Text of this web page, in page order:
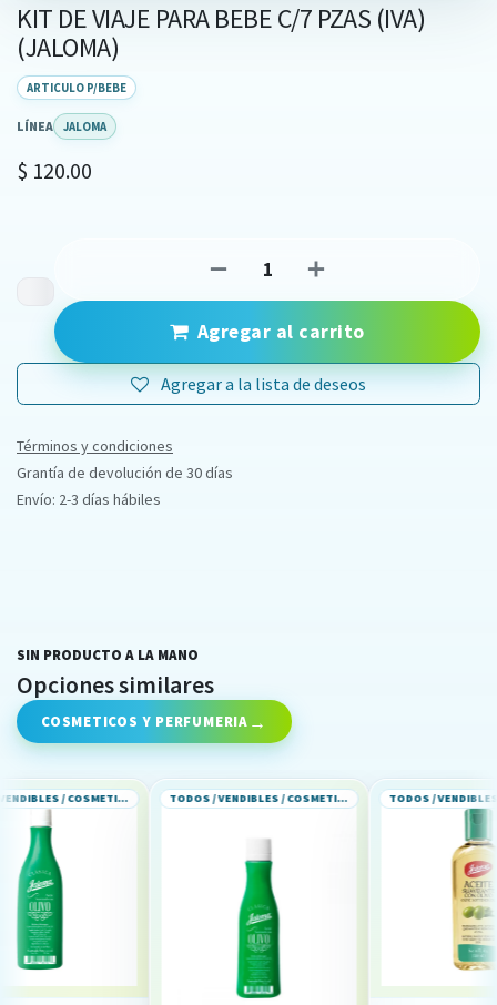
KIT DE VIAJE PARA BEBE C/7 PZAS (IVA)
(JALOMA)
ARTICULO P/BEBE
LÍNEA JALOMA
$ 120.00
Agregar al carrito
Agregar a la lista de deseos
Términos y condiciones
Grantía de devolución de 30 días
Envío: 2-3 días hábiles
SIN PRODUCTO A LA MANO
Opciones similares
COSMETICOS Y PERFUMERIA
TODOS / VENDIBLES / COSMETICOS Y PERFUMERIA TODOS / VENDIBLES / COSMETICOS Y PERFUMERIA